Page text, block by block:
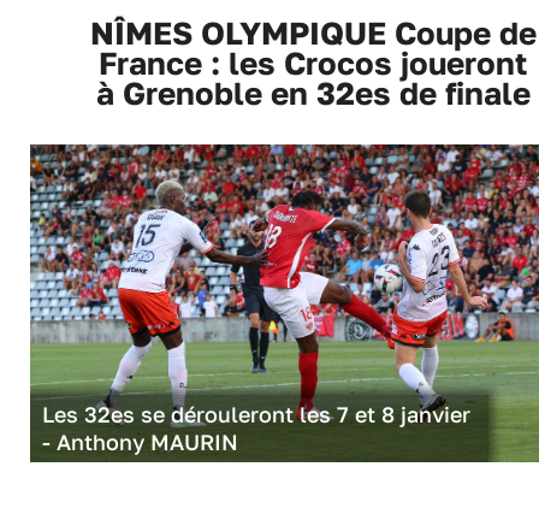
NÎMES OLYMPIQUE Coupe de
France : les Crocos joueront
à Grenoble en 32es de finale
Les 32es se dérouleront les 7 et 8 janvier
- Anthony MAURIN